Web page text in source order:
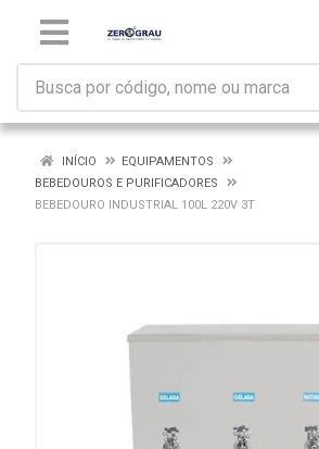
INÍCIO
EQUIPAMENTOS
BEBEDOUROS E PURIFICADORES
BEBEDOURO INDUSTRIAL 100L 220V 3T